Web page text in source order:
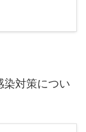
染対策につい